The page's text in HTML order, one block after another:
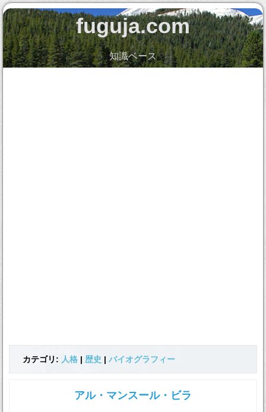
fuguja.com
知識ベース
カテゴリ: 人格 |歴史 |バイオグラフィー
アル・マンスール・ビラ